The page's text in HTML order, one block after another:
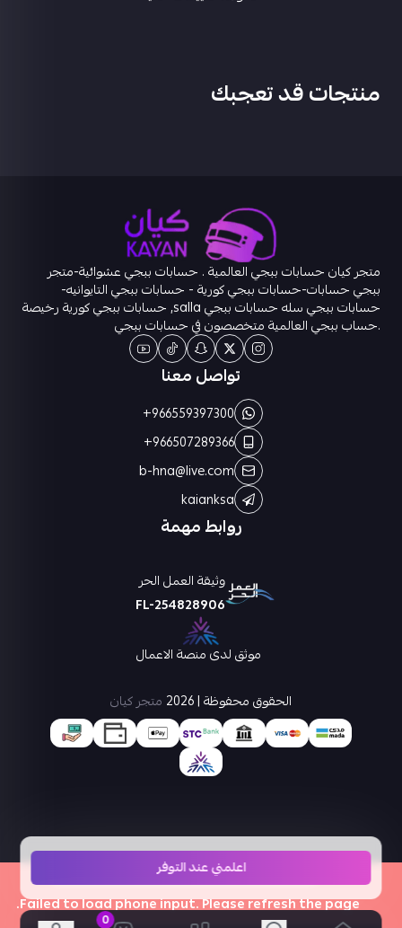
0
اعلمني عند التوفر
منتجات قد تعجبك
متجر كيان حسابات ببجي العالمية . حسابات ببجي عشوائية-متجر
ببجي حسابات-حسابات ببجي كورية - حسابات ببجي التايوانيه-
حسابات ببجي سله حسابات ببجي salla, حسابات ببجي كورية رخيصة
.حساب ببجي العالمية متخصصون في حسابات ببجي
روابط مهمة
تواصل معنا
+966559397300
+966507289366
b-hna@live.com
kaianksa
وثيقة العمل الحر
FL-254828906
موثق لدى منصة الاعمال
الحقوق محفوظة | 2026
متجر كيان
Failed to load phone input. Please refresh the page.